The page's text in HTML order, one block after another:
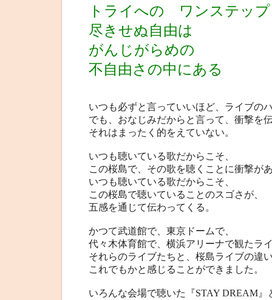
トライへの ワンステップ
尽きせぬ自由は
がんじがらめの
不自由さの中にある
いつも必ずと言っていいほど、ライブの
でも、おなじみだからと言って、衝撃を
それはまったく的をえていない。
いつも聴いている歌だからこそ、
この桜島で、その歌を聴くことに衝撃が
いつも聴いている歌だからこそ、
この桜島で聴いていることのスゴさが、
五感を通じて伝わってくる。
かつて武道館で、東京ドームで、
代々木体育館で、横浜アリーナで観たラ
それらのライブたちと、桜島ライブの違
これでもかと感じることができました。
いろんな会場で聴いた『STAY DREAM』